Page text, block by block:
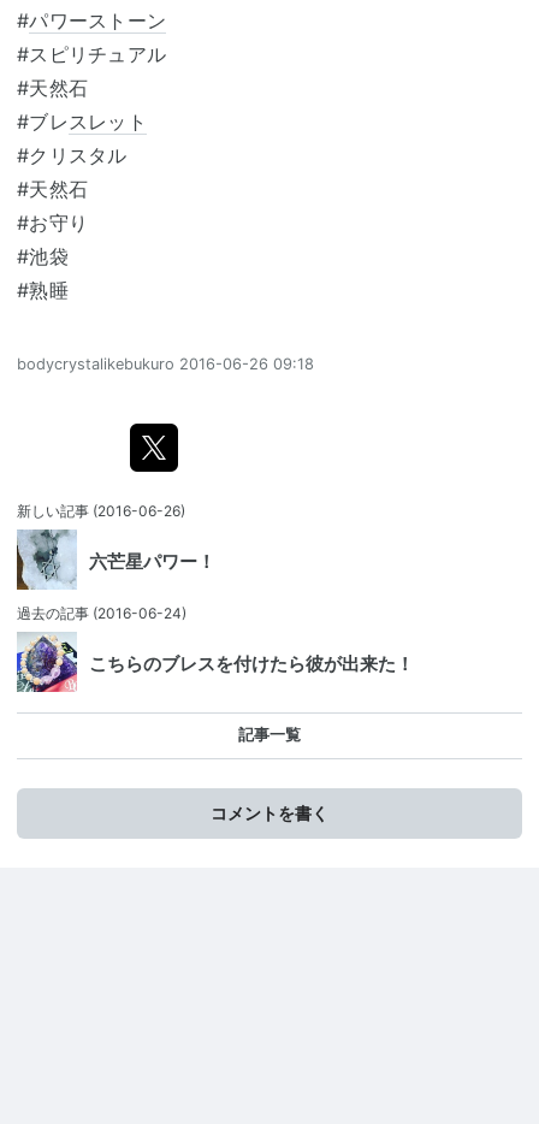
#パワーストーン
#スピリチュアル
#天然石
#ブレスレット
#クリスタル
#天然石
#お守り
#池袋
#熟睡
bodycrystalikebukuro 2016-06-26 09:18
新しい記事 (2016-06-26)
六芒星パワー！
過去の記事 (2016-06-24)
こちらのブレスを付けたら彼が出来た！
記事一覧
コメントを書く